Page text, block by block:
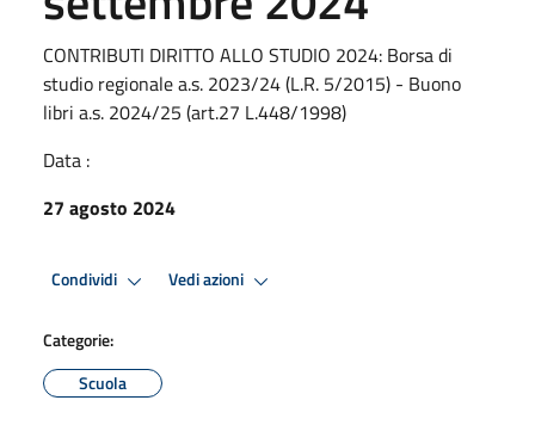
CONTRIBUTI DIRITTO ALLO STUDIO 2024: Borsa di
studio regionale a.s. 2023/24 (L.R. 5/2015) - Buono
libri a.s. 2024/25 (art.27 L.448/1998)
Data :
27 agosto 2024
Condividi Vedi azioni
Categorie:
Scuola